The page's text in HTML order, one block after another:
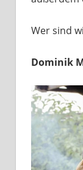
Wer sind
Dominik